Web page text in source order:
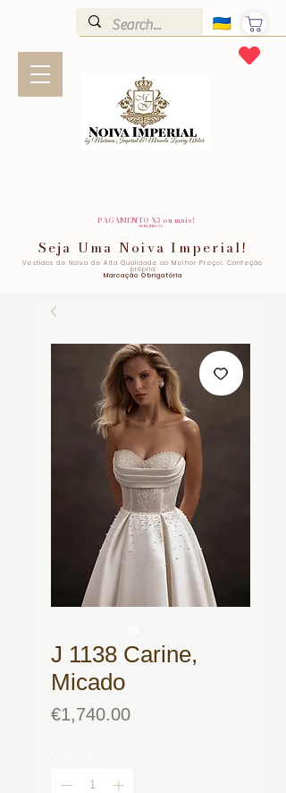
PAGAMENTO X3 ou mais!
SEM JUROS!
Seja Uma Noiva Imperial!
Vestidos de Noiva de Alta Qualidade ao Melhor Preço!. Confeção
própria
Marcação Obrigatória
J 1138 Carine,
Micado
€1,740.00Price